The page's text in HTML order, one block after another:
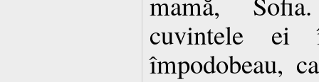
cuvintele
împodobeau,